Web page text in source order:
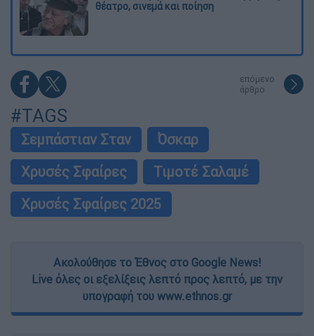
θέατρο, σινεμά και ποίηση
επόμενο
άρθρο
#TAGS
Σεμπάστιαν Σταν
Όσκαρ
Χρυσές Σφαίρες
Τιμοτέ Σαλαμέ
Χρυσές Σφαίρες 2025
Ακολούθησε το Έθνος στο Google News!
Live όλες οι εξελίξεις λεπτό προς λεπτό, με την
υπογραφή του www.ethnos.gr